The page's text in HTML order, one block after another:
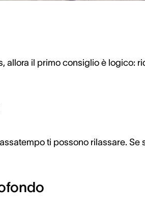
allora il primo consiglio è logico:
ti possono rilassare.